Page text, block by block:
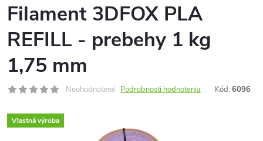
Filament 3DFOX PLA
REFILL - prebehy 1 kg
1,75 mm
Neohodnotené Podrobnosti hodnotenia Kód: 6096
Vlastná výroba